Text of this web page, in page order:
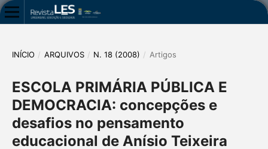
INÍCIO / ARQUIVOS / N. 18 (2008) / Artigos
ESCOLA PRIMÁRIA PÚBLICA E
DEMOCRACIA: concepções e
desafios no pensamento
educacional de Anísio Teixeira